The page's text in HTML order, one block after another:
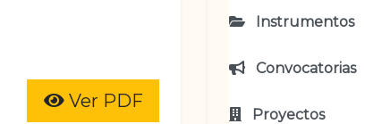
Ver PDF
Instrumentos
Convocatorias
Proyectos